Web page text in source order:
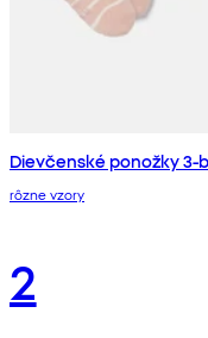
Dievčenské ponožky 3-
rôzne vzory
2